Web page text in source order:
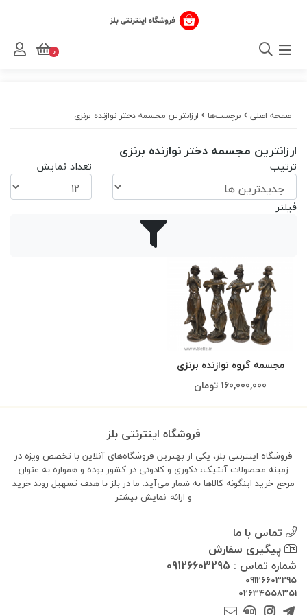
صفحه اصلی برچسب‌ها ارزانترین مجسمه دختر نوازنده برنزی
ارزانترین مجسمه دختر نوازنده برنزی
ترتیب تعداد نمایش
فیلتر
مجسمه گروه نوازنده برنزی
160,000,000 تومان
فروشگاه اینترنتی بلز
فروشگاه اینترنتی بلز، یکی از بهترین فروشگاه‌های آنلاین با تخصص ویژه در
زمینه محصولات آنتیک، دکوری و کادوئی در کشور بوده و همواره به عنوان
مرجع خرید اینگونه کالاها به شمار می‌آید. ما در بلز با هدف تسهیل روند خرید
و ارائه نمایش بیشتر
تماس با ما
پیگیری سفارش
شماره تماس : 09126603295
09126603295
02634558351
0